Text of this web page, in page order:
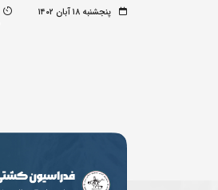
پنجشنبه ۱۸ آبان ۱۴۰۲